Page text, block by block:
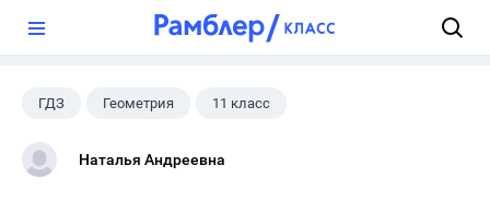
ГДЗ Геометрия 11 класс
10 класс
Наталья Андреевна